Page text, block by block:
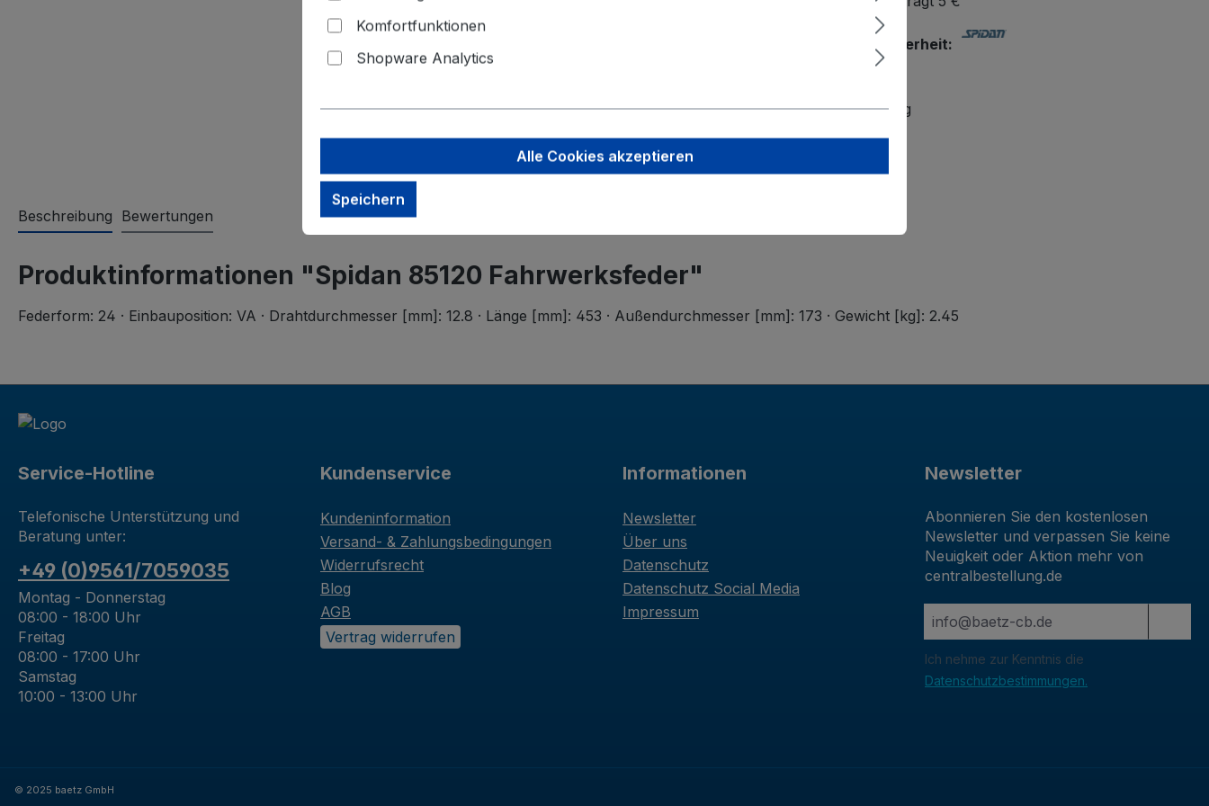
Angaben zur Produktsicherheit:
96486 Lautertal bei Coburg
Beschreibung Bewertungen
Produktinformationen "Spidan 85120 Fahrwerksfeder"
Federform: 24 · Einbauposition: VA · Drahtdurchmesser [mm]: 12.8 · Länge [mm]: 453 · Außendurchmesser [mm]: 173 · Gewicht [kg]: 2.45
Service-Hotline
Telefonische Unterstützung und
Beratung unter:
+49 (0)9561/7059035
Montag - Donnerstag
08:00 - 18:00 Uhr
Freitag
08:00 - 17:00 Uhr
Samstag
10:00 - 13:00 Uhr
Kundenservice
Kundeninformation
Versand- & Zahlungsbedingungen
Widerrufsrecht
Blog
AGB
Vertrag widerrufen
Informationen
Newsletter
Über uns
Datenschutz
Datenschutz Social Media
Impressum
Newsletter
Abonnieren Sie den kostenlosen
Newsletter und verpassen Sie keine
Neuigkeit oder Aktion mehr von
centralbestellung.de
Ich nehme zur Kenntnis die
Datenschutzbestimmungen.
© 2025 baetz GmbH
Komfortfunktionen
Shopware Analytics
Alle Cookies akzeptieren
Speichern